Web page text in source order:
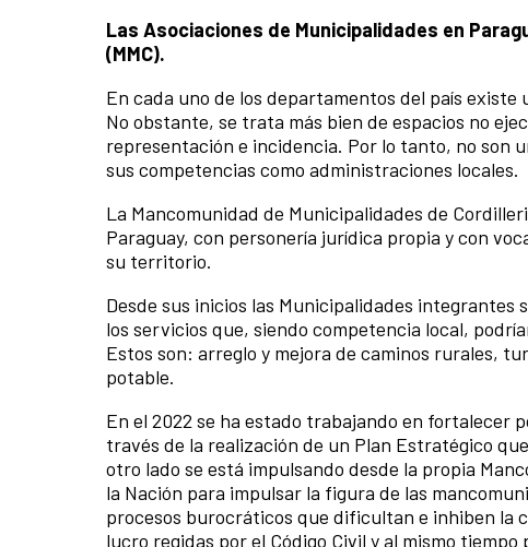
Las Asociaciones de Municipalidades en
(MMC).
En cada uno de los departamentos del país
No obstante, se trata más bien de espacios no
representación e incidencia. Por lo tanto, no son
sus competencias como administraciones locales.
La Mancomunidad de Municipalidades de
Paraguay, con personería jurídica propia y con
su territorio.
Desde sus inicios las Municipalidades
los servicios que, siendo competencia local,
Estos son: arreglo y mejora de caminos rurales,
potable.
En el 2022 se ha estado trabajando en fortalecer
través de la realización de un Plan Estratégico
otro lado se está impulsando desde la propia
la Nación para impulsar la figura de las
procesos burocráticos que dificultan e inhiben la
lucro regidas por el Código Civil y al mismo